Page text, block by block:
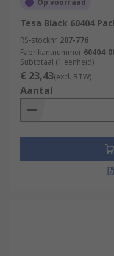
Op voorraad
Tesa Black 60404
RS-stocknr. 207-776
Fabrikantnummer 60404-
Subtotaal (1 eenheid)
€ 23,43(excl. BTW)
Aantal